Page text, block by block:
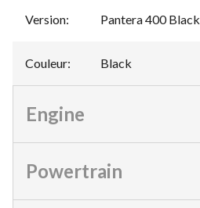
Version: Pantera 400 Black
Couleur: Black
Engine
Powertrain